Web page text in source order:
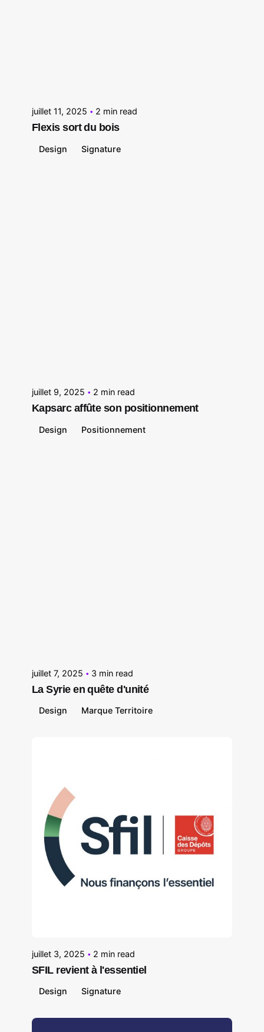
juillet 11, 2025 2 min read
Flexis sort du bois
Design Signature
juillet 9, 2025 2 min read
Kapsarc affûte son positionnement
Design Positionnement
juillet 7, 2025 3 min read
La Syrie en quête d'unité
Design Marque Territoire
juillet 3, 2025 2 min read
SFIL revient à l'essentiel
Design Signature